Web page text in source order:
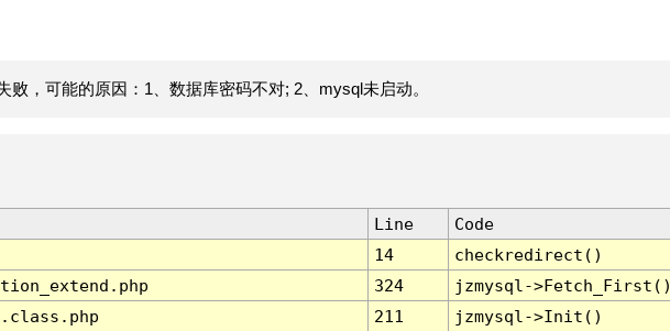
败，可能的原因：1、数据库密码不对; 2、mysql未启动。
Line
Code
14
checkredirect()
324
jzmysql-
211
jzmysql->Init()